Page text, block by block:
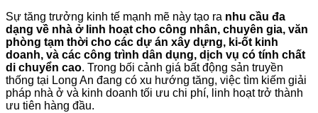
Sự tăng trưởng kinh tế mạnh mẽ này tạo ra nhu cầu đa
dạng về nhà ở linh hoạt cho công nhân, chuyên gia, văn
phòng tạm thời cho các dự án xây dựng, ki-ốt kinh
doanh, và các công trình dân dụng, dịch vụ có tính chất
di chuyển cao. Trong bối cảnh giá bất động sản truyền
thống tại Long An đang có xu hướng tăng, việc tìm kiếm giải
pháp nhà ở và kinh doanh tối ưu chi phí, linh hoạt trở thành
ưu tiên hàng đầu.